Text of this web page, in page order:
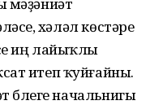
хәләл көстәре
иң лайыҡлы
итеп ҡуйғайны.
бүлеге начальнигы